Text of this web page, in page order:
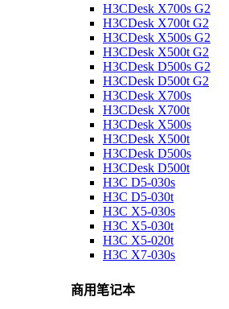
H3CDesk X700s G2
H3CDesk X700t G2
H3CDesk X500s G2
H3CDesk X500t G2
H3CDesk D500s G2
H3CDesk D500t G2
H3CDesk X700s
H3CDesk X700t
H3CDesk X500s
H3CDesk X500t
H3CDesk D500s
H3CDesk D500t
H3C D5-030s
H3C D5-030t
H3C X5-030s
H3C X5-030t
H3C X5-020t
H3C X7-030s
商用笔记本